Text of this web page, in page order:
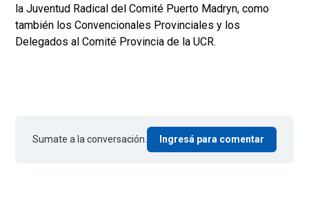
la Juventud Radical del Comité Puerto Madryn, como
también los Convencionales Provinciales y los
Delegados al Comité Provincia de la UCR.
Sumate a la conversación. Ingresá para comentar